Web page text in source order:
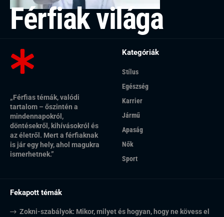
Férfiak világa
„Férfias témák, valódi
tartalom – őszintén a
mindennapokról,
döntésekről, kihívásokról és
az életről. Mert a férfiaknak
is jár egy hely, ahol magukra
ismerhetnek.”
Kategóriák
Stílus
Egészség
Karrier
Jármű
Apaság
Nők
Sport
Fekapott témák
Zokni-szabályok: Mikor, milyet és hogyan, hogy ne kövess el